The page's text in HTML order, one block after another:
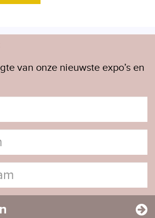
van onze nieuwste expo’s en